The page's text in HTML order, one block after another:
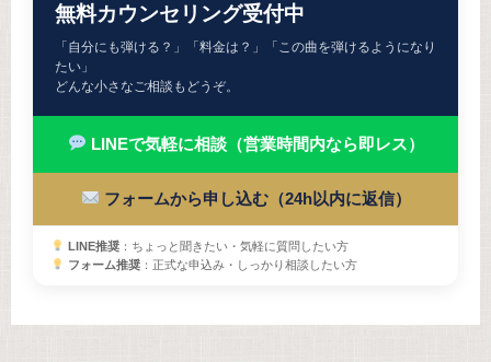
無料カウンセリング受付中
「自分にも弾ける？」「料金は？」「この曲を弾けるようになり
たい」
どんな小さなご相談もどうぞ。
LINEで気軽に相談（営業時間内なら即レス）
フォームから申し込む（24h以内に返信）
LINE推奨：ちょっと聞きたい・気軽に質問したい方
フォーム推奨：正式な申込み・しっかり相談したい方